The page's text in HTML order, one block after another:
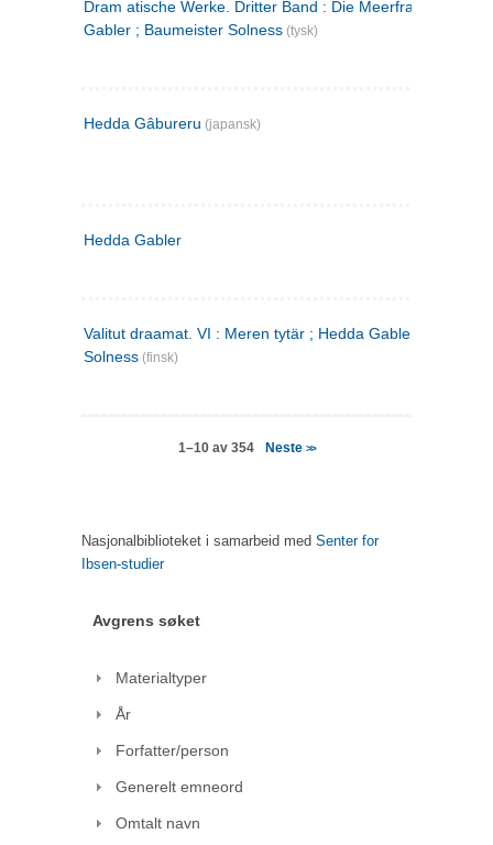
Dram atische Werke. Dritter Band : Die Meerfrau ; Hedda
Gabler ; Baumeister Solness (tysk)
Hedda Gâbureru (japansk)
Hedda Gabler
Valitut draamat. VI : Meren tytär ; Hedda Gabler ;
Solness (finsk)
1–10 av 354 Neste >>
Nasjonalbiblioteket i samarbeid med Senter for
Ibsen-studier
Avgrens søket
Materialtyper
År
Forfatter/person
Generelt emneord
Omtalt navn